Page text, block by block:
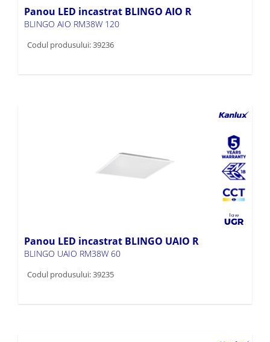
Panou LED incastrat BLINGO AIO R
BLINGO AIO RM38W 120
Codul produsului: 39236
Panou LED incastrat BLINGO UAIO R
BLINGO UAIO RM38W 60
Codul produsului: 39235